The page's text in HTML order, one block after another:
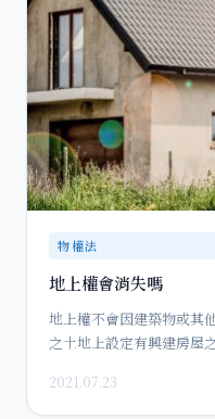
物權法
地上權會消失嗎
地上權不會因建築物或其
之土地上設定有興建房屋
2021.07.23